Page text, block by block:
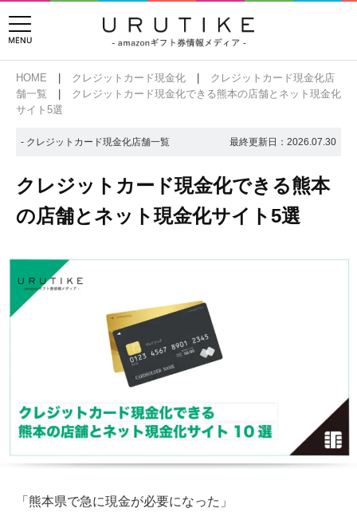
HOME クレジットカード現金化
クレジットカード現金化店
舗一覧
クレジットカード現金化できる熊本の店舗とネット現金化
サイト5選
- クレジットカード現金化店舗一覧 最終更新日： 2026.07.30
クレジットカード現金化できる熊本
の店舗とネット現金化サイト5選
「熊本県で急に現金が必要になった」